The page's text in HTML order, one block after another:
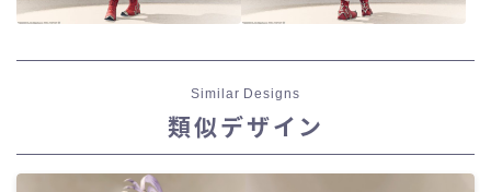
Similar Designs
類似デザイン